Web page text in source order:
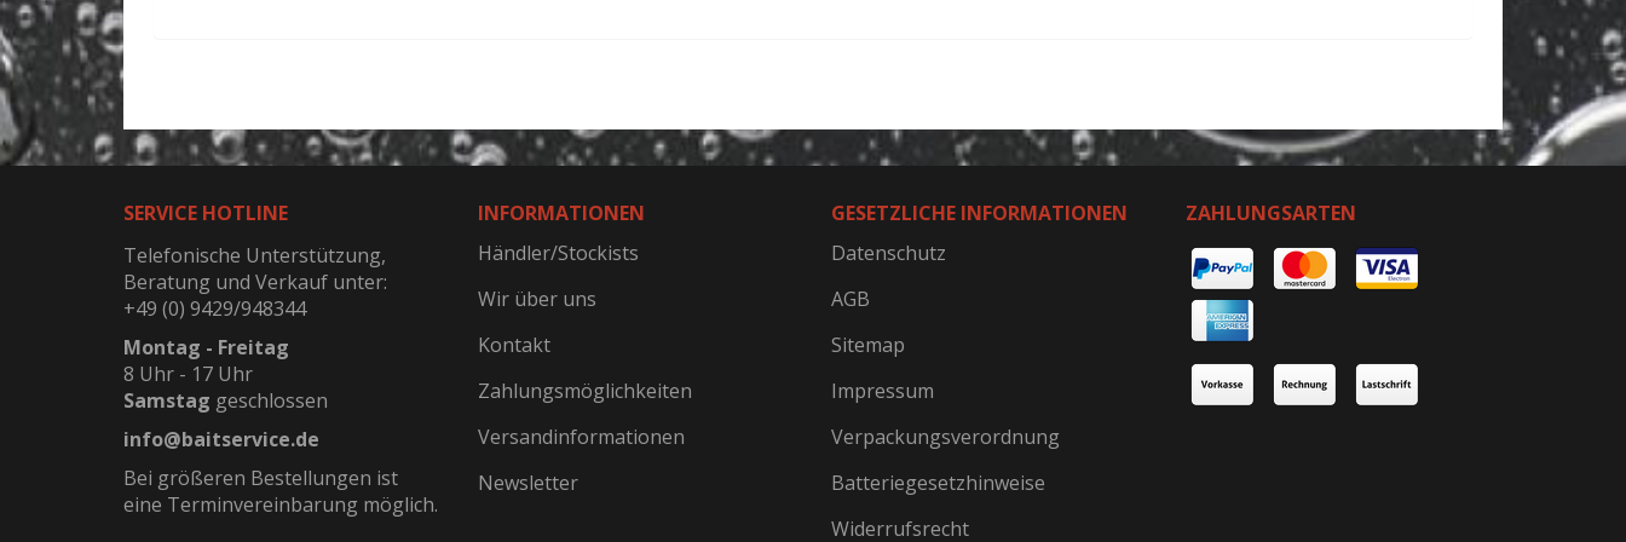
SERVICE HOTLINE
Telefonische Unterstützung,
Beratung und Verkauf unter:
+49 (0) 9429/948344
Montag - Freitag
8 Uhr - 17 Uhr
Samstag geschlossen
info@baitservice.de
Bei größeren Bestellungen ist
eine Terminvereinbarung möglich.
INFORMATIONEN
Händler/Stockists
Wir über uns
Kontakt
Zahlungsmöglichkeiten
Versandinformationen
Newsletter
GESETZLICHE INFORMATIONEN
Datenschutz
AGB
Sitemap
Impressum
Verpackungsverordnung
Batteriegesetzhinweise
Widerrufsrecht
ZAHLUNGSARTEN